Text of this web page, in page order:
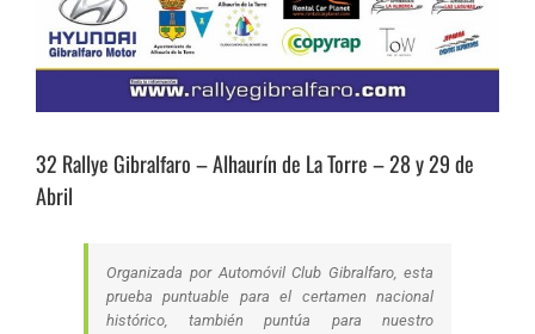
32 Rallye Gibralfaro – Alhaurín de La Torre – 28 y 29 de
Abril
Organizada por Automóvil Club Gibralfaro, esta
prueba puntuable para el certamen nacional
histórico, también puntúa para nuestro